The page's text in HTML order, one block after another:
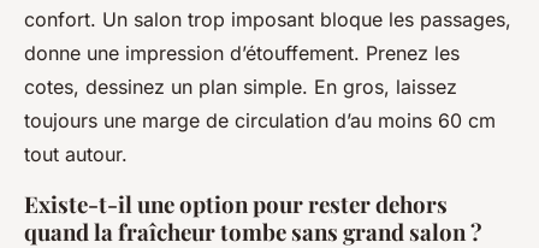
confort. Un salon trop imposant bloque les passages,
donne une impression d’étouffement. Prenez les
cotes, dessinez un plan simple. En gros, laissez
toujours une marge de circulation d’au moins 60 cm
tout autour.
Existe-t-il une option pour rester dehors
quand la fraîcheur tombe sans grand salon ?